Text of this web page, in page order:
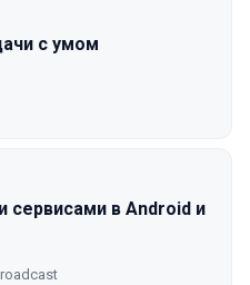
с умом
сервисами в Android и